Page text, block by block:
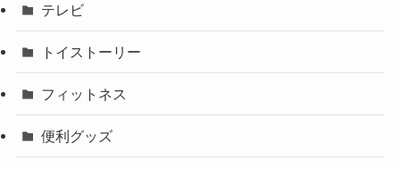
テレビ
トイストーリー
フィットネス
便利グッズ